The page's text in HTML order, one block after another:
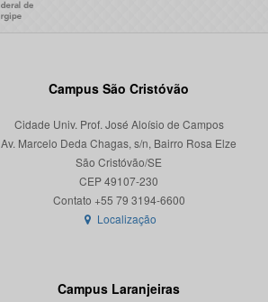
Campus São Cristóvão
Cidade Univ. Prof. José Aloísio de Campos
Av. Marcelo Deda Chagas, s/n, Bairro Rosa Elze
São Cristóvão/SE
CEP 49107-230
Localização
Campus Laranjeiras